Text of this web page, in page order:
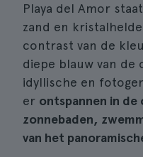
Playa del Amor
zand en
contrast van de
diepe blauw van de
idyllische en
er ontspannen in
zonnebaden,
van het